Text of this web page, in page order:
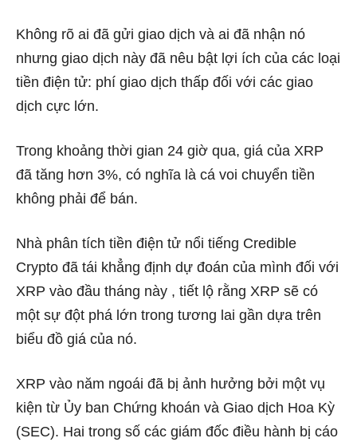
Không rõ ai đã gửi giao dịch và ai đã nhận nó
nhưng giao dịch này đã nêu bật lợi ích của các loại
tiền điện tử: phí giao dịch thấp đối với các giao
dịch cực lớn.
Trong khoảng thời gian 24 giờ qua, giá của XRP
đã tăng hơn 3%, có nghĩa là cá voi chuyển tiền
không phải để bán.
Nhà phân tích tiền điện tử nổi tiếng Credible
Crypto đã tái khẳng định dự đoán của mình đối với
XRP vào đầu tháng này , tiết lộ rằng XRP sẽ có
một sự đột phá lớn trong tương lai gần dựa trên
biểu đồ giá của nó.
XRP vào năm ngoái đã bị ảnh hưởng bởi một vụ
kiện từ Ủy ban Chứng khoán và Giao dịch Hoa Kỳ
(SEC). Hai trong số các giám đốc điều hành bị cáo